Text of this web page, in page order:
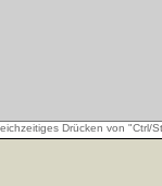
Drücken von "Ctrl/